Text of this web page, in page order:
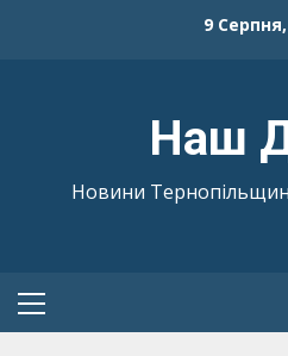
9
Наш
Новини
Primary